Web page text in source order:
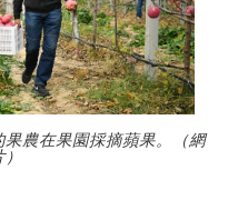
農在果園採摘蘋果。（網